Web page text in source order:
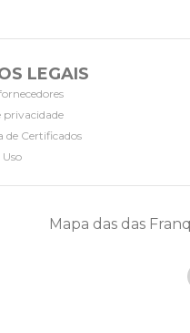
LEGAIS
privacidade
de Certificados
Uso
Mapa das das